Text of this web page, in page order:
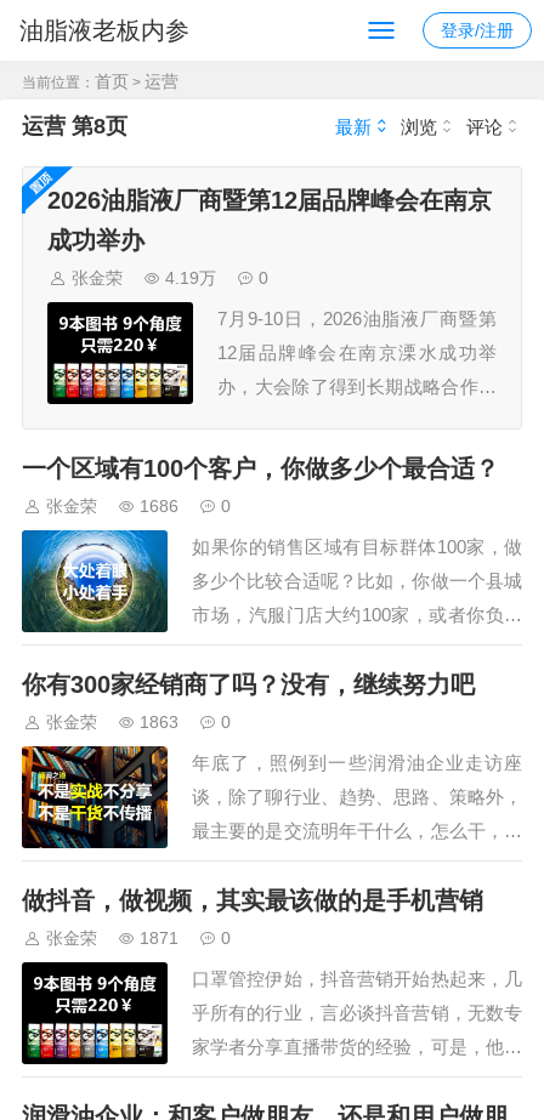
油脂液老板内参 登录/注册
当前位置： 首页 > 运营
运营 第8页 最新 浏览 评论
2026油脂液厂商暨第12届品牌峰会在南京
成功举办
张金荣 4.19万 0
7月9-10日，2026油脂液厂商暨第
12届品牌峰会在南京溧水成功举
办，大会除了得到长期战略合作伙
司、江苏汤姆智能装备有限公司的
鼎力支持外，还获得了30多家规模
会还安排了参观车油尿素液领导品
牌，占地195亩的可兰素工厂，特
种润滑脂企业，占…
一个区域有100个客户，你做多少个最合适？
张金荣 1686 0
如果你的销售区域有目标群体100家，做
多少个比较合适呢？比如，你做一个县城
市场，汽服门店大约100家，或者你负责
的行业，有100个左右的客户，你是打算
一网打尽，还是择优合作？不同的人有不
同的选择，但大部分做了错误选择。客户
多多益善，是我们大部分企业或营销人的
想法，所以，100家潜在客户，恨不得都
搞定…
你有300家经销商了吗？没有，继续努力吧
张金荣 1863 0
年底了，照例到一些润滑油企业走访座
谈，除了聊行业、趋势、思路、策略外，
最主要的是交流明年干什么，怎么干，我
一般都回总结般的问：现在稳定的合作经
销商有多少家了？没有300家的话，所有
的工作核心就是招商，无他。为什么这么
说，是因为全国有地市级行政区333个，
包括地级市293个、地区7个、自治州30
个、盟…
做抖音，做视频，其实最该做的是手机营销
张金荣 1871 0
口罩管控伊始，抖音营销开始热起来，几
乎所有的行业，言必谈抖音营销，无数专
家学者分享直播带货的经验，可是，他们
都有意或无意的忽视了：抖音只是一个平
台，一个糅合了媒体、电商的平台，而媒